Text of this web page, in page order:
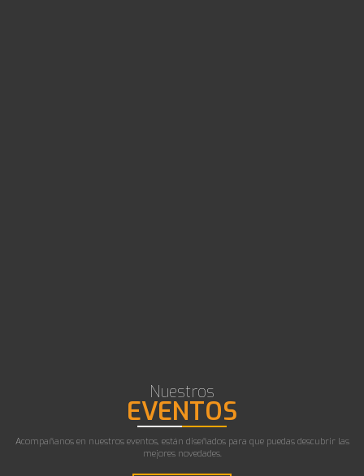
Nuestros
EVENTOS
Acompañanos en nuestros eventos, están diseñados para que puedas descubrir las
mejores novedades.